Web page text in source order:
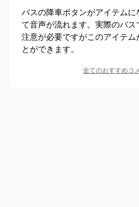
バスの降車ボタンがアイテム
て音声が流れます。実際のバス
注意が必要ですがこのアイテム
とができます。
全てのおすすめコ